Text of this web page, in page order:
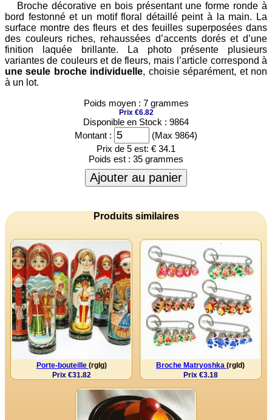
Broche décorative en bois présentant une forme ronde à
bord festonné et un motif floral détaillé peint à la main. La
surface montre des fleurs et des feuilles superposées dans
des couleurs riches, rehaussées d’accents dorés et d’une
finition laquée brillante. La photo présente plusieurs
variantes de couleurs et de fleurs, mais l’article correspond à
une seule broche individuelle, choisie séparément, et non
à un lot.
Poids moyen : 7 grammes
Prix €6.82
Disponible en Stock : 9864
Montant :
(Max 9864)
Prix de 5 est: € 34.1
Poids est : 35 grammes
Ajouter au panier
Produits similaires
Porte-bouteille (rglg)
Prix €31.82
Broche Matryoshka(rgld)
Prix €3.18